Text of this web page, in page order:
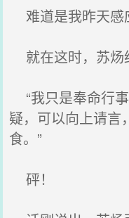
难道是我昨天感
就在这时，苏炀
“我只是奉命行
疑，可以向上请言
食。”
砰！